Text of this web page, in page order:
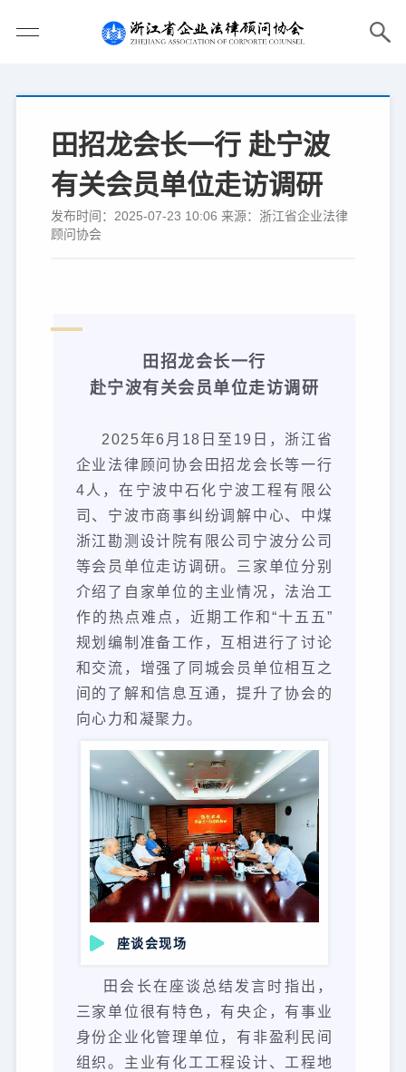
田招龙会长一行 赴宁波
有关会员单位走访调研
发布时间：2025-07-23 10:06 来源：浙江省企业法律
顾问协会
田招龙会长一行
赴宁波有关会员单位走访调研
2025年6月18日至19日，浙江省
企业法律顾问协会田招龙会长等一行
4人，在宁波中石化宁波工程有限公
司、宁波市商事纠纷调解中心、中煤
浙江勘测设计院有限公司宁波分公司
等会员单位走访调研。三家单位分别
介绍了自家单位的主业情况，法治工
作的热点难点，近期工作和“十五五”
规划编制准备工作，互相进行了讨论
和交流，增强了同城会员单位相互之
间的了解和信息互通，提升了协会的
向心力和凝聚力。
座谈会现场
田会长在座谈总结发言时指出，
三家单位很有特色，有央企，有事业
身份企业化管理单位，有非盈利民间
组织。主业有化工工程设计、工程地